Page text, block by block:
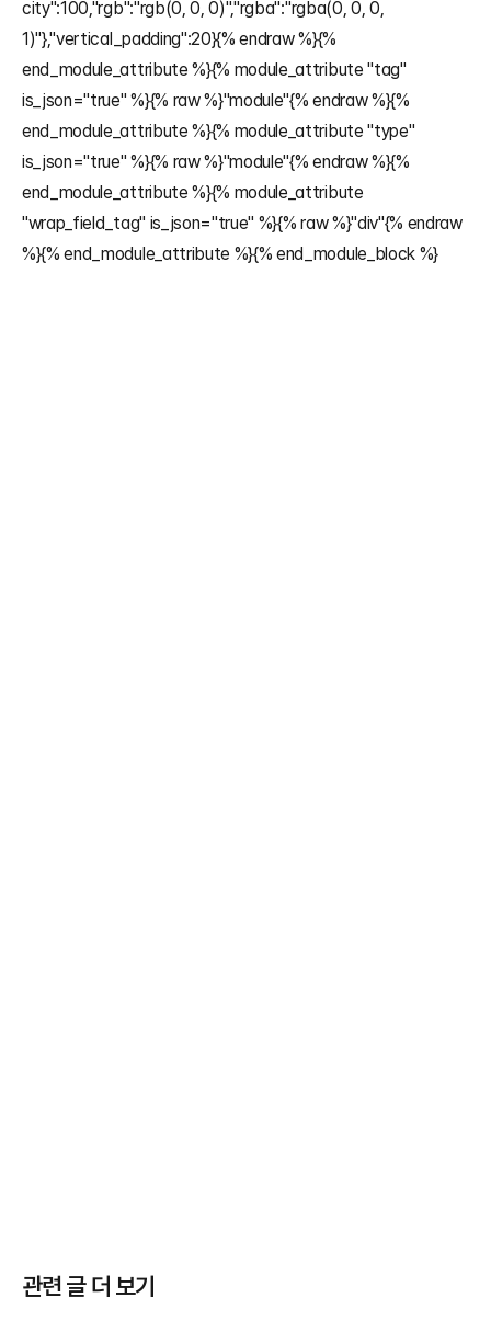
city":100,"rgb":"rgb(0, 0, 0)","rgba":"rgba(0, 0, 0,
1)"},"vertical_padding":20}{% endraw %}{%
end_module_attribute %}{% module_attribute "tag"
is_json="true" %}{% raw %}"module"{% endraw %}{%
end_module_attribute %}{% module_attribute "type"
is_json="true" %}{% raw %}"module"{% endraw %}{%
end_module_attribute %}{% module_attribute
"wrap_field_tag" is_json="true" %}{% raw %}"div"{% endraw
%}{% end_module_attribute %}{% end_module_block %}
관련 글 더 보기